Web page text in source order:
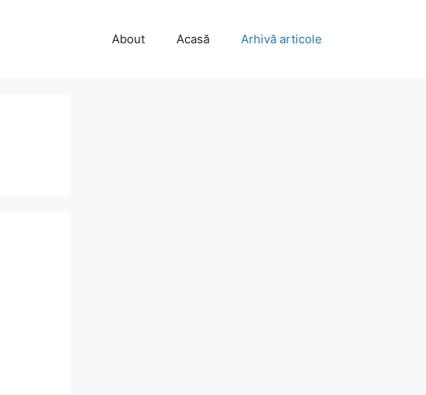
About Acasă Arhivă articole